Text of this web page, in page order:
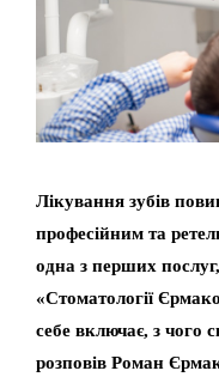
Лікування зубів
професійним та
одна з перших
«Стоматології
себе включає, з чого
розповів Роман